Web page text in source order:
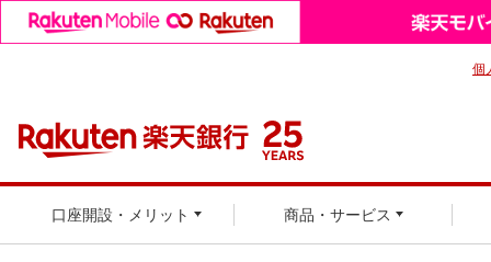
口座開設・メリット 商品・サービス
個